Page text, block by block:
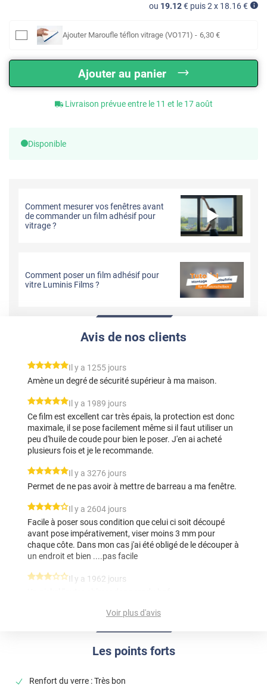
ou 19.12€ puis 2 x 18.16€
Ajouter Maroufle téflon vitrage (VO171) - 6,30 €
Ajouter au panier
Livraison prévue entre le 11 et le 17 août
Disponible
Comment mesurer vos fenêtres avant
de commander un film adhésif pour
vitrage ?
Comment poser un film adhésif pour
vitre Luminis Films ?
Les points forts
Renfort du verre : Très bon
Avis de nos clients
*****
Il y a 1255 jours
Amène un degré de sécurité supérieur à ma maison.
*****
Il y a 1989 jours
Ce film est excellent car très épais, la protection est donc
maximale, il se pose facilement même si il faut utiliser un
peu d'huile de coude pour bien le poser. J'en ai acheté
plusieurs fois et je le recommande.
*****
Il y a 3276 jours
Permet de ne pas avoir à mettre de barreau a ma fenêtre.
*****Il y a 2604 jours
Facile à poser sous condition que celui ci soit découpé
avant pose impérativement, viser moins 3 mm pour
chaque côte. Dans mon cas j'ai été obligé de le découper à
un endroit et bien ....pas facile
*****Il y a 1962 jours
Il y a 882 jours
Commentaire Luminis Films -10/03/2024
correspond pas à celle que vous avez passée sur
Voir plus d'avis